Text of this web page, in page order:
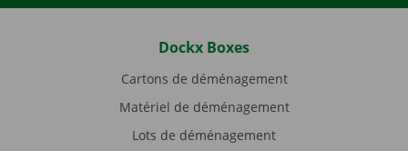
Dockx Boxes
Cartons de déménagement
Matériel de déménagement
Lots de déménagement